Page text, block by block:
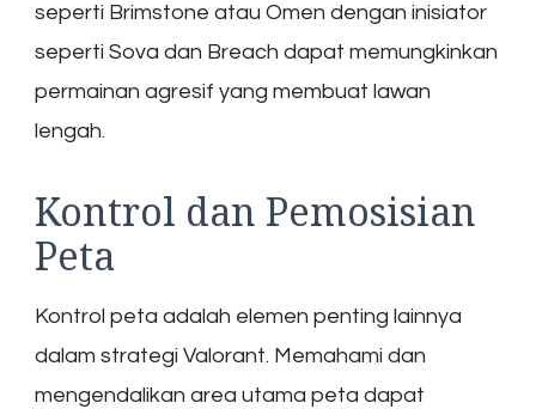
seperti Brimstone atau Omen dengan inisiator
seperti Sova dan Breach dapat memungkinkan
permainan agresif yang membuat lawan
lengah.
Kontrol dan Pemosisian
Peta
Kontrol peta adalah elemen penting lainnya
dalam strategi Valorant. Memahami dan
mengendalikan area utama peta dapat